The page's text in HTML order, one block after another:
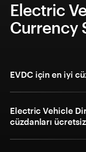
Electric
Currency
EVDC için en iyi
Electric Vehicle
cüzdanları